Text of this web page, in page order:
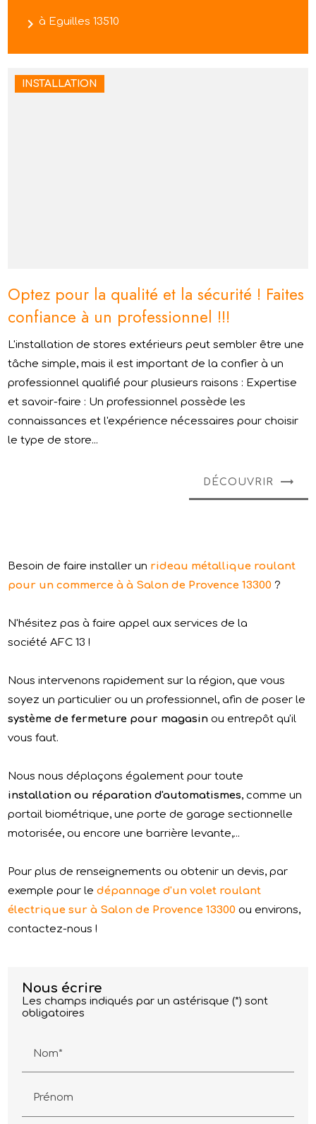
navigate_nextà Eguilles 13510
INSTALLATION
Optez pour la qualité et la sécurité ! Faites
confiance à un professionnel !!!
L'installation de stores extérieurs peut sembler être une
tâche simple, mais il est important de la confier à un
professionnel qualifié pour plusieurs raisons : Expertise
et savoir-faire : Un professionnel possède les
connaissances et l'expérience nécessaires pour choisir
le type de store...
DÉCOUVRIR
Besoin de faire installer un rideau métallique roulant
pour un commerce à à Salon de Provence 13300 ?
N'hésitez pas à faire appel aux services de la
société AFC 13 !
Nous intervenons rapidement sur la région, que vous
soyez un particulier ou un professionnel, afin de poser le
système de fermeture pour magasin ou entrepôt qu'il
vous faut.
Nous nous déplaçons également pour toute
installation ou réparation d'automatismes, comme un
portail biométrique, une porte de garage sectionnelle
motorisée, ou encore une barrière levante,...
Pour plus de renseignements ou obtenir un devis, par
exemple pour ledépannage d'un volet roulant
électrique sur à Salon de Provence 13300 ou environs,
contactez-nous !
Nous écrire
Les champs indiqués par un astérisque (*) sont
obligatoires
Nom*
Prénom